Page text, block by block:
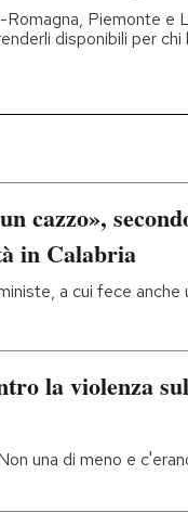
Romagna, Piemonte e
disponibili per chi
cazzo»,
in Calabria
a cui fece anche
la violenza
una di meno e